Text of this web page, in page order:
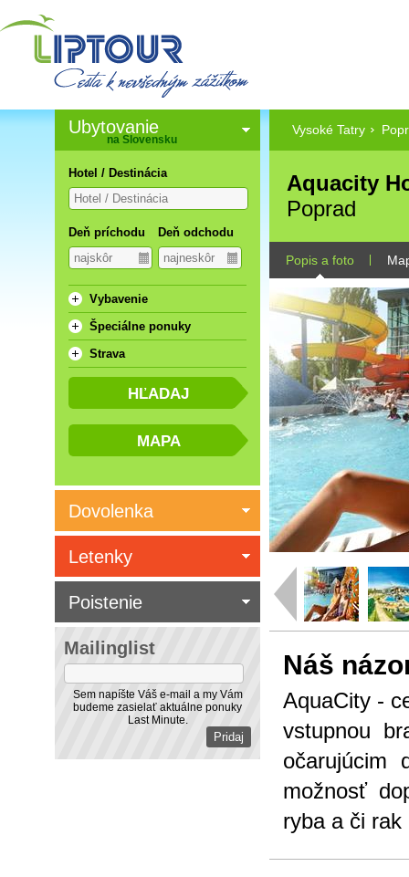
Vysoké Tatry
Aquacity
Poprad
Popis a foto
Náš
AquaCity -
vstupnou
očarujúcim
možnosť
ryba a či
Ubytovanie
na Slovensku
Hotel / Destinácia
Deň príchodu Deň odchodu
Vybavenie
Špeciálne ponuky
Strava
Dovolenka
Mailinglist
Sem napíšte Váš e-mail a my Vám
budeme zasielať aktuálne ponuky
Last Minute.
Letenky
Poistenie